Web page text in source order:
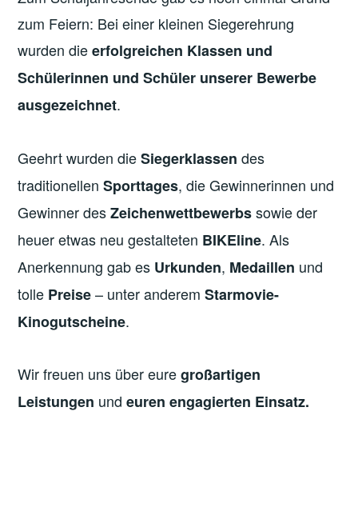
zum Feiern: Bei einer kleinen Siegerehrung
wurden dieerfolgreichen Klassen und
Schülerinnen und Schüler unserer Bewerbe
ausgezeichnet.
Geehrt wurden dieSiegerklassen des
traditionellenSporttages, die Gewinnerinnen und
Gewinner desZeichenwettbewerbssowie der
heuer etwas neu gestalteten BIKEline. Als
Anerkennung gab es Urkunden, Medaillen und
tolle Preise– unter anderemStarmovie-
Kinogutscheine.
Wir freuen uns über euregroßartigen
Leistungen und euren engagierten Einsatz.